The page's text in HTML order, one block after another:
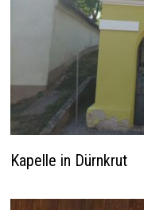
Kapelle in Dürnkrut